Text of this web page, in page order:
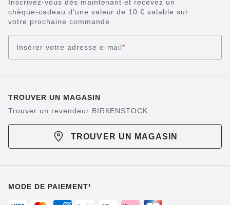
Inscrivez-vous dès maintenant et recevez un
chèque-cadeau d'une valeur de 10 € valable sur
votre prochaine commande
Insérer votre adresse e-mail*
TROUVER UN MAGASIN
Trouver un revendeur BIRKENSTOCK
TROUVER UN MAGASIN
MODE DE PAIEMENT¹